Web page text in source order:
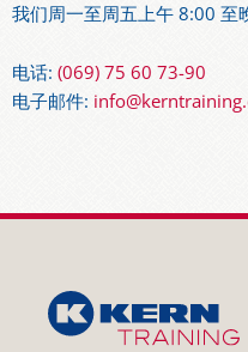
我们周一至周五上午 8:00 至
电话: (069) 75 60 73-90
电子邮件: